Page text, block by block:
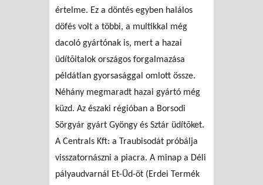
értelme. Ez a döntés egyben halálos
döfés volt a többi, a multikkal még
dacoló gyártónak is, mert a hazai
üdítõitalok országos forgalmazása
példátlan gyorsasággal omlott össze.
Néhány megmaradt hazai gyártó még
küzd. Az északi régióban a Borsodi
Sörgyár gyárt Gyöngy és Sztár üdítõket.
A Centrals Kft: a Traubisodát próbálja
visszatornászni a piacra. A minap a Déli
pályaudvarnál Et-Üd-öt (Erdei Termék